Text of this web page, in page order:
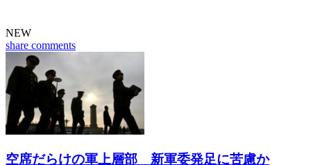
NEW
share comments
空席だらけの軍上層部 新軍委発足に苦慮か